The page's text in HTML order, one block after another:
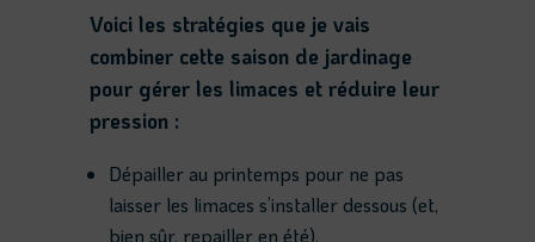
Voici les stratégies que je vais
combiner cette saison de jardinage
pour gérer les limaces et réduire leur
pression :
Dépailler au printemps pour ne pas
laisser les limaces s’installer dessous (et,
bien sûr, repailler en été).